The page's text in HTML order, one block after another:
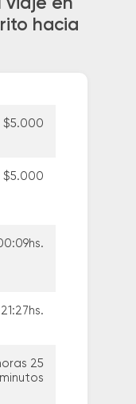
viaje en
hacia
$5.000
$5.000
21:27hs.
25
minutos